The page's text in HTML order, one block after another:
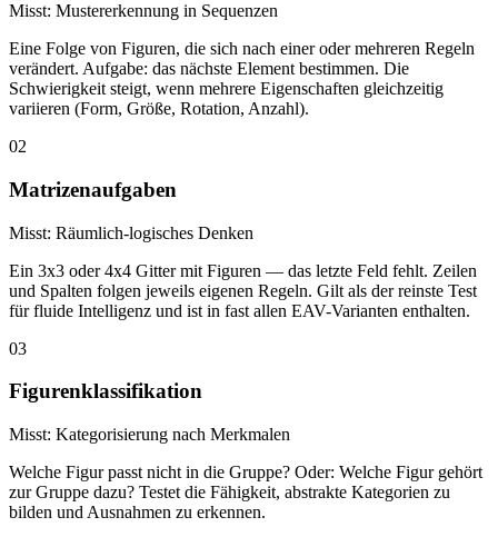
Misst: Mustererkennung in Sequenzen
Eine Folge von Figuren, die sich nach einer oder mehreren Regeln
verändert. Aufgabe: das nächste Element bestimmen. Die
Schwierigkeit steigt, wenn mehrere Eigenschaften gleichzeitig
variieren (Form, Größe, Rotation, Anzahl).
02
Matrizenaufgaben
Misst: Räumlich-logisches Denken
Ein 3x3 oder 4x4 Gitter mit Figuren — das letzte Feld fehlt. Zeilen
und Spalten folgen jeweils eigenen Regeln. Gilt als der reinste Test
für fluide Intelligenz und ist in fast allen EAV-Varianten enthalten.
03
Figurenklassifikation
Misst: Kategorisierung nach Merkmalen
Welche Figur passt nicht in die Gruppe? Oder: Welche Figur gehört
zur Gruppe dazu? Testet die Fähigkeit, abstrakte Kategorien zu
bilden und Ausnahmen zu erkennen.